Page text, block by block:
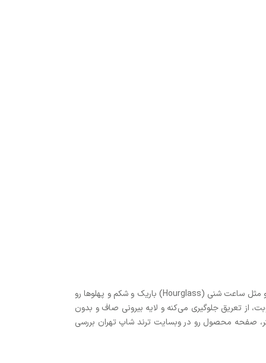
گن ساعت شنی زنانه بلافیگورا مدل 3 قزن فاق زیپدار نیم پا با طراحی ایتالیایی، جنس نایلون و اسپندکس و فشرده‌سازی متوسط، کمر رو مثل ساعت شنی (Hourglass) باریک و شکم و پهلوها رو
از تعریق جلوگیری می‌کنه و لایه بیرونی صاف و بدون
صفحه محصول رو در وبسایت ترند شاپ تهران بررسی